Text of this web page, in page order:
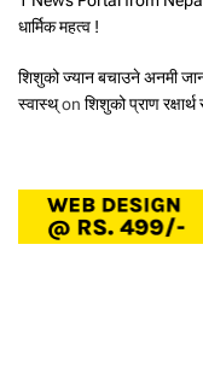
धार्मिक महत्व !
शिशुको ज्यान बचाउने अनमी
स्वास्थ्on शिशुको प्राण